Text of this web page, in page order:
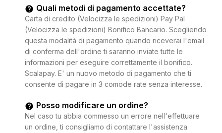
Quali metodi di pagamento accettate?
Carta di credito (Velocizza le spedizioni) Pay Pal
(Velocizza le spedizioni) Bonifico Bancario. Scegliendo
questa modalità di pagamento quando riceverai l'email
di conferma dell'ordine ti saranno inviate tutte le
informazioni per eseguire correttamente il bonifico.
Scalapay. E' un nuovo metodo di pagamento che ti
consente di pagare in 3 comode rate senza interesse.
Posso modificare un ordine?
Nel caso tu abbia commesso un errore nell'effettuare
un ordine, ti consigliamo di contattare l'assistenza